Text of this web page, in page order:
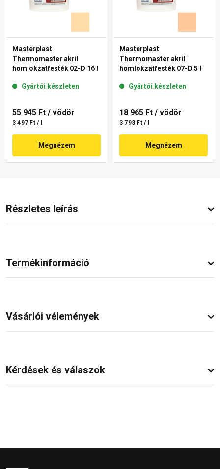
Masterplast
Thermomaster akril
homlokzatfesték 02-D 16 l
Gyártói készleten
55 945 Ft / vödör
3 497 Ft / l
Megnézem
Masterplast
Thermomaster akril
homlokzatfesték 07-D 5 l
Gyártói készleten
18 965 Ft / vödör
3 793 Ft / l
Megnézem
Részletes leírás
Termékinformáció
Vásárlói vélemények
Kérdések és válaszok